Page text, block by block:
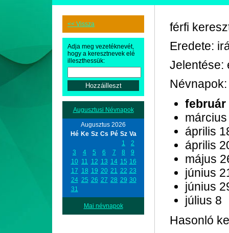
<< Vissza
Adja meg vezetéknevét,
hogy a keresztnevek elé
illeszthessük:
Augusztusi Névnapok
Augusztus 2026
Hé Ke Sz Cs Pé Sz Va
1
2
3
4 5 6 7 8
9
10 11 12 13 14 15 16
17 18 19 20 21 22 23
24 25 26 27 28 29 30
31
Mai névnapok
férfi
Eredete:
Jelentése:
Névnapok:
február
március
április
április
május
június
június
július 8
Hasonló